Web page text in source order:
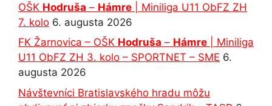
OŠK Hodruša – Hámre | Miniliga U11 ObFZ ZH
7. kolo 6. augusta 2026
FK Žarnovica – OŠK Hodruša – Hámre | Miniliga
U11 ObFZ ZH 3. kolo – SPORTNET – SME 6.
augusta 2026
Návštevníci Bratislavského hradu môžu